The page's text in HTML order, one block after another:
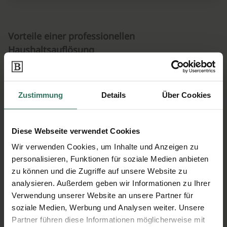
Zustimmung Details Über Cookies
Diese Webseite verwendet Cookies
Wir verwenden Cookies, um Inhalte und Anzeigen zu
personalisieren, Funktionen für soziale Medien anbieten
zu können und die Zugriffe auf unsere Website zu
analysieren. Außerdem geben wir Informationen zu Ihrer
Verwendung unserer Website an unsere Partner für
soziale Medien, Werbung und Analysen weiter. Unsere
Partner führen diese Informationen möglicherweise mit
Vorteile einer professionellen
Haushaltsauflösung
Umweltschutz
Fazit
Eine Haushaltsauflösung und Beräumung nach
einem Todesfall ist eine komplexe und oft